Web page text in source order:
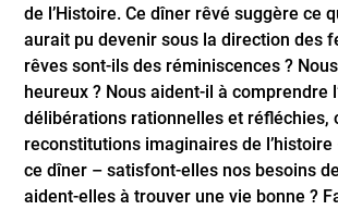
de l’Histoire. Ce dîner rêvé suggère ce
aurait pu devenir sous la direction des
rêves sont-ils des réminiscences ?
heureux ? Nous aident-il à comprendre
délibérations rationnelles et réfléchies,
reconstitutions imaginaires de l’histoire
ce dîner – satisfont-elles nos besoins
aident-elles à trouver une vie bonne ?